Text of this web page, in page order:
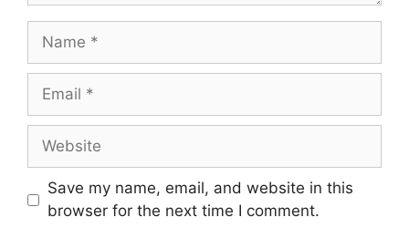
Name
Email
Website
Save my name, email, and website in this
browser for the next time I comment.